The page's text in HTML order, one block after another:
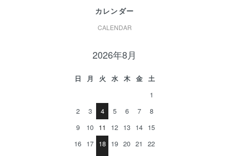
カレンダー
CALENDAR
2026年8月
日 月 火 水 木 金
土
1
2
3 4 5 6 7
8
9
10 11 12 13 14 15
16 17 18 19 20 21
22